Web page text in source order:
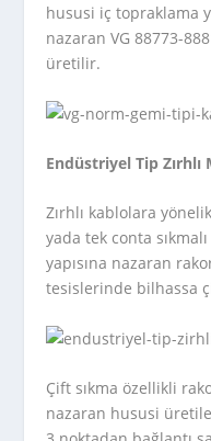
hususi iç topraklama
nazaran VG 88773-
üretilir.
Endüstriyel Tip Zırhlı
Zırhlı kablolara
yada tek conta
yapısına nazaran
tesislerinde bilhassa
Çift sıkma özellikli
nazaran hususi